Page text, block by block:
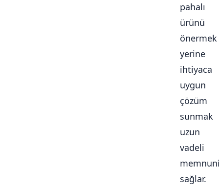
pahalı
ürünü
önermek
yerine
ihtiyaca
uygun
çözüm
sunmak
uzun
vadeli
sağlar.